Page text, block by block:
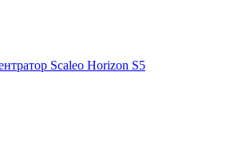
Scaleo Horizon S5